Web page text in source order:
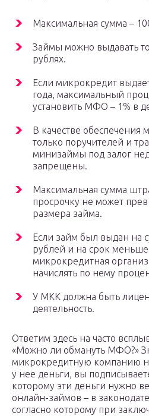
Максимальная сумма –
Займы можно выдавать
рублях.
Если микрокредит
года, максимальный
установить МФО – 1% в
В качестве обеспечения
только поручителей и
минизаймы под залог
запрещены.
Максимальная сумма
просрочку не может
размера займа.
Если займ был выдан на
рублей и на срок
микрокредитная
начислять по нему
У МКК должна быть
деятельность.
Ответим здесь на часто
«Можно ли обмануть МФО?»
микрокредитную компанию
у нее деньги, вы
которому эти деньги нужно
онлайн-займов – в
согласно которому при